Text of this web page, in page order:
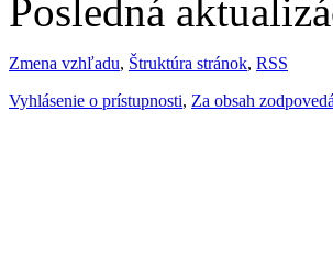
Posledná
Zmena vzhľadu, Štruktúra stránok, RSS
Vyhlásenie o prístupnosti, Za obsah